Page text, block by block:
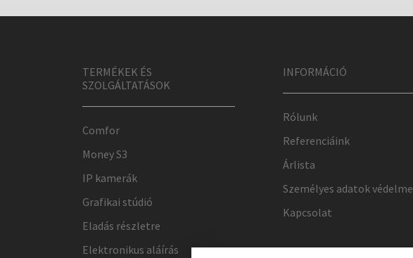
TERMÉKEK ÉS
SZOLGÁLTATÁSOK
Comfor
Money S3
IP kamerák
Grafikai stúdió
Eladás részletre
Elektronikus aláírás
INFORMÁCIÓ
Rólunk
Referenciáink
Árlista
Személyes adatok védelme
Kapcsolat